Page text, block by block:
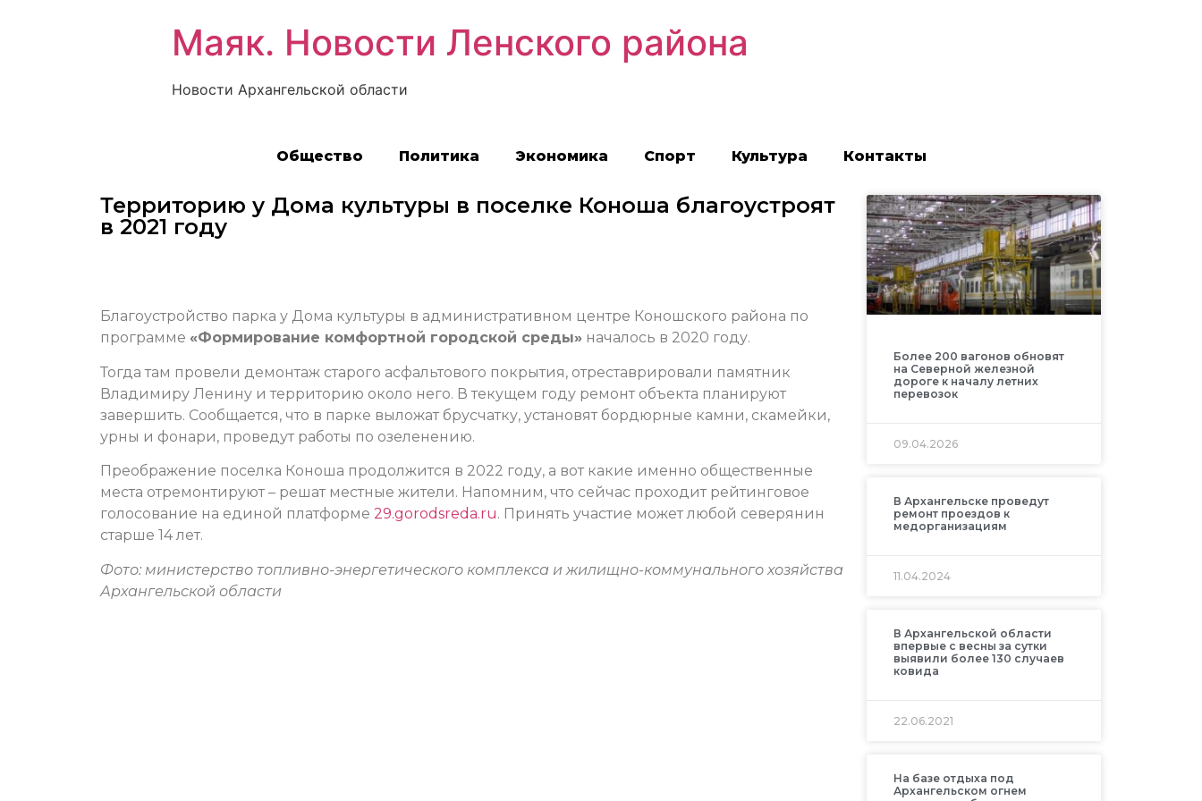
Маяк. Новости Ленского района
Новости Архангельской области
Общество Политика Экономика Спорт Культура Контакты
Территорию у Дома культуры в поселке Коноша благоустроят
в 2021 году
Благоустройство парка у Дома культуры в административном центре Коношского района по
программе «Формирование комфортной городской среды» началось в 2020 году.
Тогда там провели демонтаж старого асфальтового покрытия, отреставрировали памятник
Владимиру Ленину и территорию около него. В текущем году ремонт объекта планируют
завершить. Сообщается, что в парке выложат брусчатку, установят бордюрные камни, скамейки,
урны и фонари, проведут работы по озеленению.
Преображение поселка Коноша продолжится в 2022 году, а вот какие именно общественные
места отремонтируют – решат местные жители. Напомним, что сейчас проходит рейтинговое
голосование на единой платформе 29.gorodsreda.ru. Принять участие может любой северянин
старше 14 лет.
Фото: министерство топливно-энергетического комплекса и жилищно-коммунального хозяйства
Архангельской области
Более 200 вагонов обновят
на Северной железной
дороге к началу летних
перевозок
09.04.2026
В Архангельске проведут
ремонт проездов к
медорганизациям
11.04.2024
В Архангельской области
впервые с весны за сутки
выявили более 130 случаев
ковида
22.06.2021
На базе отдыха под
Архангельском огнем